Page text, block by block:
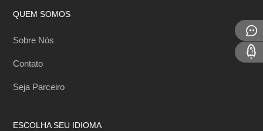
QUEM SOMOS
Sobre Nós
Contato
Seja Parceiro
ESCOLHA SEU IDIOMA